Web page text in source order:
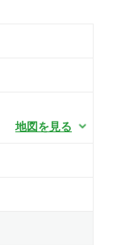
地図を見る